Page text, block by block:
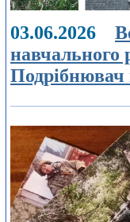
03.06.2026
навчального
Подрібнювач